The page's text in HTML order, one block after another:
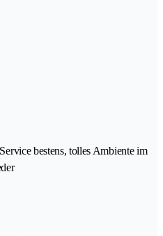
bestens, tolles Ambiente im